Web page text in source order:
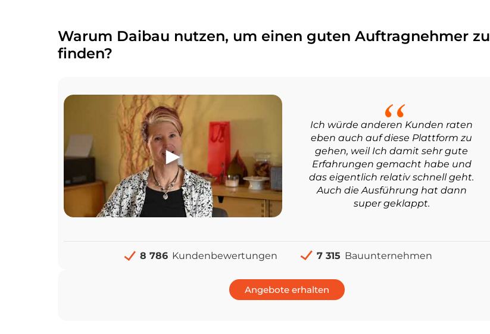
Warum Daibau nutzen, um einen guten Auftragnehmer zu
finden?
Ich würde anderen Kunden raten
eben auch auf diese Plattform zu
gehen, weil Ich damit sehr gute
Erfahrungen gemacht habe und
das eigentlich relativ schnell geht.
Auch die Ausführung hat dann
super geklappt.
8 786 Kundenbewertungen 7 315 Bauunternehmen
Angebote erhalten